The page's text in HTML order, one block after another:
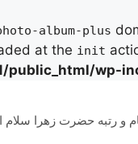
album-plus
at the init
public_html/wp-
و رتبه حضرت زهرا سلام